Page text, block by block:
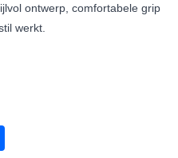
ontwerp, comfortabele grip
werkt.